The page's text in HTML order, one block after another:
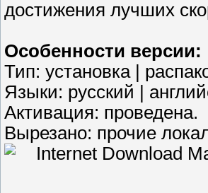
достижения лучших
Особенности версии:
Тип: установка |
Языки: русский |
Активация: проведена.
Вырезано: прочие